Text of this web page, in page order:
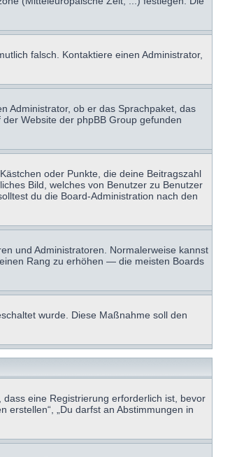
falsch. Kontaktiere einen Administrator,
Administrator, ob er das Sprachpaket, das
Website der phpBB Group gefunden
oder Punkte, die deine Beitragszahl
Bild, welches von Benutzer zu Benutzer
du die Board-Administration nach den
und Administratoren. Normalerweise kannst
Rang zu erhöhen — die meisten Boards
wurde. Diese Maßnahme soll den
eine Registrierung erforderlich ist, bevor
„Du darfst an Abstimmungen in